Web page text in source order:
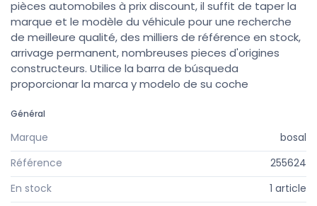
pièces automobiles à prix discount, il suffit de taper la
marque et le modèle du véhicule pour une recherche
de meilleure qualité, des milliers de référence en stock,
arrivage permanent, nombreuses pieces d'origines
constructeurs. Utilice la barra de búsqueda
proporcionar la marca y modelo de su coche
Général
Marque
bosal
Référence
255624
En stock
1 article